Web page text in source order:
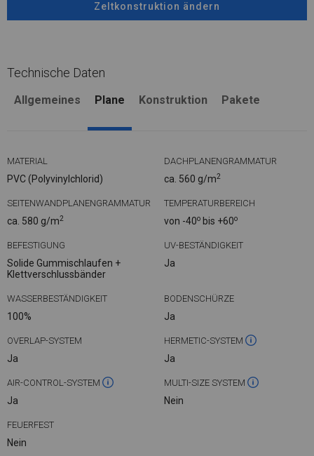
Zeltkonstruktion ändern
Technische Daten
Allgemeines Plane Konstruktion Pakete
MATERIAL
PVC (Polyvinylchlorid)
DACHPLANENGRAMMATUR
ca. 560 g/m2
SEITENWANDPLANENGRAMMATUR
ca. 580 g/m2
TEMPERATURBEREICH
von -40o bis +60o
BEFESTIGUNG
Solide Gummischlaufen +
Klettverschlussbänder
UV-BESTÄNDIGKEIT
Ja
WASSERBESTÄNDIGKEIT
100%
BODENSCHÜRZE
Ja
OVERLAP-SYSTEM
Ja
HERMETIC-SYSTEM
Ja
AIR-CONTROL-SYSTEM
Ja
MULTI-SIZE SYSTEM
Nein
FEUERFEST
Nein